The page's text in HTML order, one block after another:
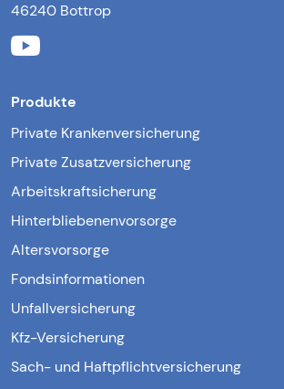
46240 Bottrop
Produkte
Private Krankenversicherung
Private Zusatzversicherung
Arbeitskraftsicherung
Hinterbliebenenvorsorge
Altersvorsorge
Fondsinformationen
Unfallversicherung
Kfz-Versicherung
Sach- und Haftpflichtversicherung